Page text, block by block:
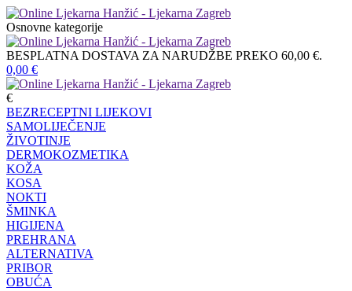
Osnovne kategorije
BESPLATNA DOSTAVA ZA NARUDŽBE PREKO 60,00 €.
0,00 €
€
BEZRECEPTNI LIJEKOVI
SAMOLIJEČENJE
ŽIVOTINJE
DERMOKOZMETIKA
KOŽA
KOSA
NOKTI
ŠMINKA
HIGIJENA
PREHRANA
ALTERNATIVA
PRIBOR
OBUĆA